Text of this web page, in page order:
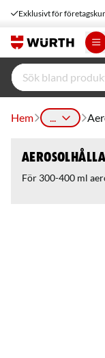
Exklusivt för
Hem ...
För 300-400 ml